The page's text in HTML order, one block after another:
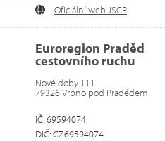
Oficiální web JSCR
Euroregion Praděd
cestovního ruchu
Nové doby 111
79326 Vrbno pod Pradědem
IČ: 69594074
DIČ: CZ69594074